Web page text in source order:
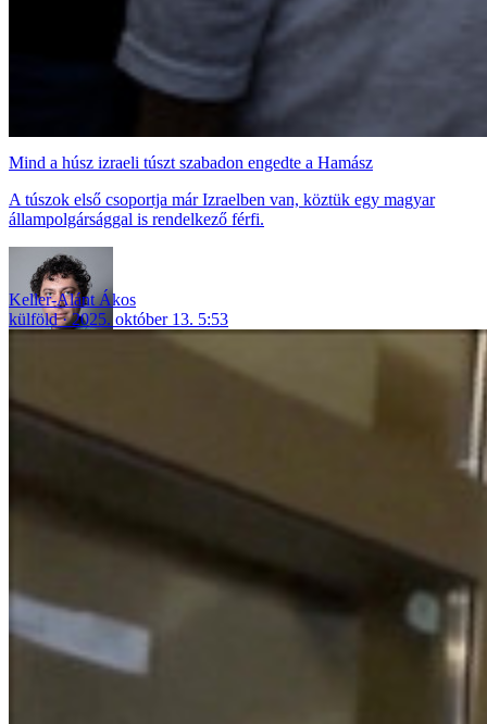
Mind a húsz izraeli túszt szabadon engedte a Hamász
A túszok első csoportja már Izraelben van, köztük egy magyar
állampolgársággal is rendelkező férfi.
Keller-Alánt Ákos
külföld
2025. október 13. 5:53